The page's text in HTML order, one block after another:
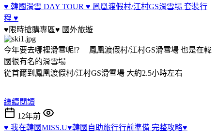
♥ 韓國滑雪 DAY TOUR ♥ 鳳凰渡假村/江村GS滑雪場 套裝行
程 ♥
♥限時搶購專區♥ 國外旅遊
今年要去哪裡滑雪呢!? 鳳凰渡假村/江村GS滑雪場 也是在韓
國很有名的滑雪場
從首爾到鳳凰渡假村/江村GS滑雪場 大約2.5小時左右
繼續閱讀
12年前
♥ 我在韓國MISS.U♥韓國自助旅行行前準備 完整攻略♥